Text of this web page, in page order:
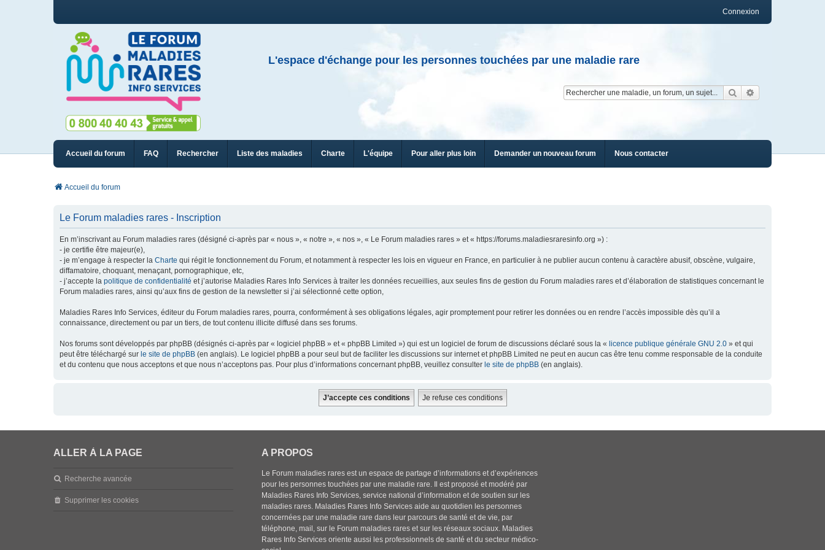
Connexion
L'espace d'échange pour les personnes touchées par une maladie rare
Rechercher
Accueil du forum FAQ Rechercher Liste des maladies Charte L'équipe Pour aller plus loin Demander un nouveau forum Nous contacter
Accueil du forum
Le Forum maladies rares - Inscription
En m’inscrivant au Forum maladies rares (désigné ci-après par « nous », « notre », « nos », « Le Forum maladies rares » et « https://forums.maladiesraresinfo.org ») :
- je certifie être majeur(e),
- je m’engage à respecter la Charte qui régit le fonctionnement du Forum, et notamment à respecter les lois en vigueur en France, en particulier à ne publier aucun contenu à caractère abusif, obscène, vulgaire,
diffamatoire, choquant, menaçant, pornographique, etc,
- j’accepte la politique de confidentialité et j’autorise Maladies Rares Info Services à traiter les données recueillies, aux seules fins de gestion du Forum maladies rares et d’élaboration de statistiques concernant le
Forum maladies rares, ainsi qu’aux fins de gestion de la newsletter si j’ai sélectionné cette option,
Maladies Rares Info Services, éditeur du Forum maladies rares, pourra, conformément à ses obligations légales, agir promptement pour retirer les données ou en rendre l’accès impossible dès qu’il a
connaissance, directement ou par un tiers, de tout contenu illicite diffusé dans ses forums.
Nos forums sont développés par phpBB (désignés ci-après par « logiciel phpBB » et « phpBB Limited ») qui est un logiciel de forum de discussions déclaré sous la « licence publique générale GNU 2.0 » et qui
peut être téléchargé sur le site de phpBB (en anglais). Le logiciel phpBB a pour seul but de faciliter les discussions sur internet et phpBB Limited ne peut en aucun cas être tenu comme responsable de la conduite
et du contenu que nous acceptons et que nous n’acceptons pas. Pour plus d’informations concernant phpBB, veuillez consulter le site de phpBB (en anglais).
ALLER À LA PAGE
Recherche avancée
Supprimer les cookies
A PROPOS
Le Forum maladies rares est un espace de partage d’informations et d’expériences
pour les personnes touchées par une maladie rare. Il est proposé et modéré par
Maladies Rares Info Services, service national d’information et de soutien sur les
maladies rares. Maladies Rares Info Services aide au quotidien les personnes
concernées par une maladie rare dans leur parcours de santé et de vie, par
téléphone, mail, sur le Forum maladies rares et sur les réseaux sociaux. Maladies
Rares Info Services oriente aussi les professionnels de santé et du secteur médico-